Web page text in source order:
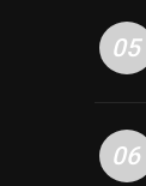
05
06